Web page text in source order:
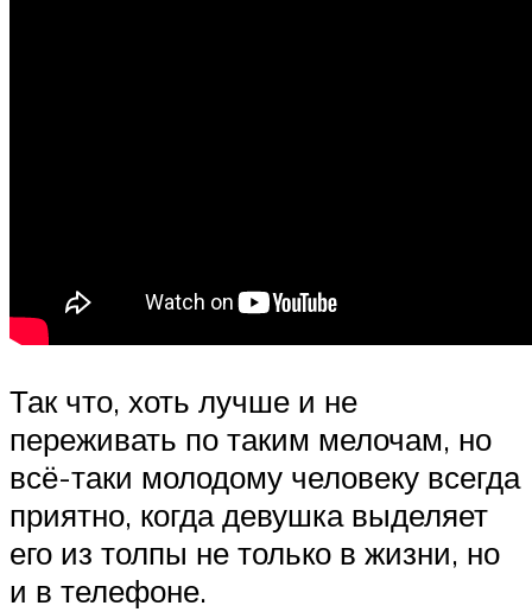
Так что, хоть лучше и не
переживать по таким мелочам, но
всё-таки молодому человеку всегда
приятно, когда девушка выделяет
его из толпы не только в жизни, но
и в телефоне.